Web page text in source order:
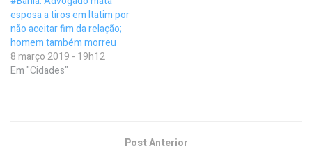
esposa a tiros em Itatim por
não aceitar fim da relação;
homem também morreu
8 março 2019 - 19h12
Em "Cidades"
Post Anterior